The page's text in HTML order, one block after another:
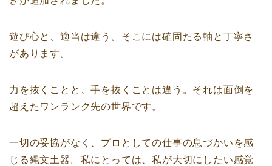
遊び心と、適当は違う。そこには確固たる軸と丁寧さ
があります。
力を抜くことと、手を抜くことは違う。それは面倒を
超えたワンランク先の世界です。
一切の妥協がなく、プロとしての仕事の息づかいを感
じる縄文土器。私にとっては、私が大切にしたい感覚